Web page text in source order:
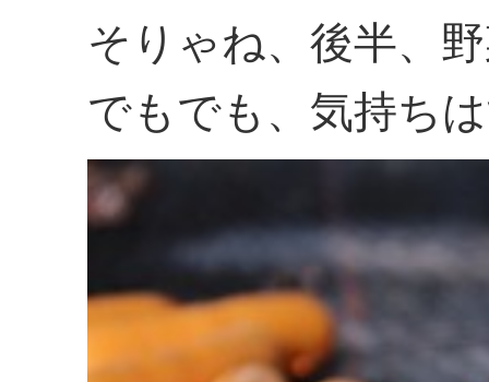
そりゃね、後半、
でもでも、気持ち